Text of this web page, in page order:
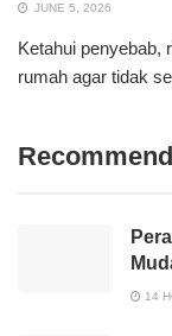
JUNE 5, 2026
Ketahui penyebab,
rumah agar tidak
14